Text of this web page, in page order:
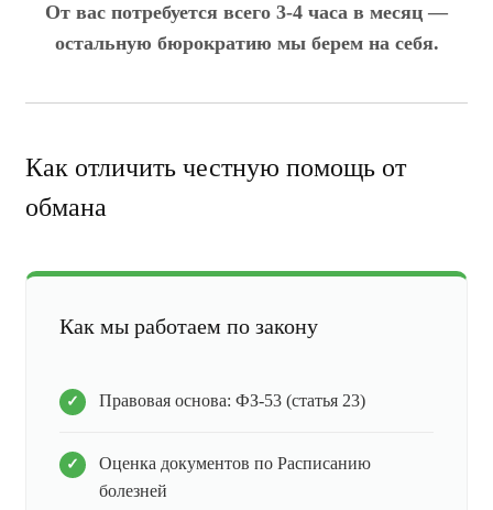
От вас потребуется всего 3-4 часа в месяц —
остальную бюрократию мы берем на себя.
Как отличить честную помощь от
обмана
Как мы работаем по закону
Правовая основа: ФЗ-53 (статья 23)
Оценка документов по Расписанию
болезней